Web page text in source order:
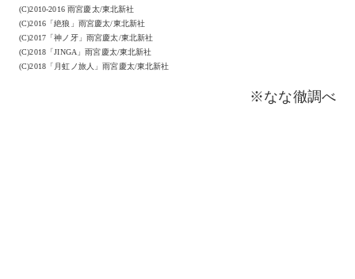
(C)2010-2016 雨宮慶太/東北新社
(C)2016「絶狼」雨宮慶太/東北新社
(C)2017「神ノ牙」雨宮慶太/東北新社
(C)2018「JINGA」雨宮慶太/東北新社
(C)2018「月虹ノ旅人」雨宮慶太/東北新社
※なな徹調べ